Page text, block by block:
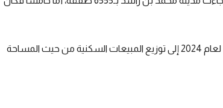
لعام 2024 إلى توزيع المبيعات السكنية من حيث المساحة